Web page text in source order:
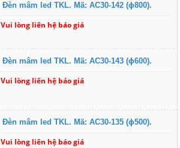
Đèn mâm led TKL. Mã: AC30-142 (ɸ800).
Vui lòng liên hệ báo giá
Đèn mâm led TKL. Mã: AC30-143 (ɸ600).
Vui lòng liên hệ báo giá
Đèn mâm led TKL. Mã: AC30-135 (ɸ500).
Vui lòng liên hệ báo giá